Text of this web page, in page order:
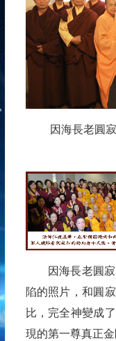
因海長老圓
因海長老圓
陷的照片，和圓
比，完全神變成
現的第一尊真正金